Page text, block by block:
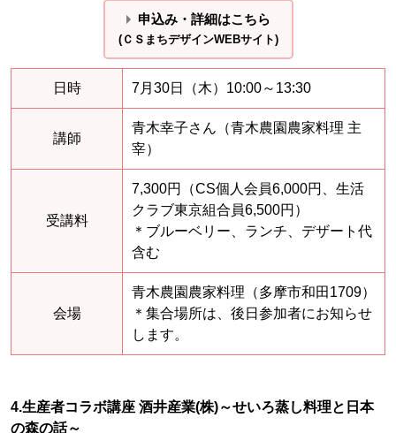
申込み・詳細はこちら
(ＣＳまちデザインWEBサイト)
日時 7月30日（木）10:00～13:30
講師
青木幸子さん（青木農園農家料理 主
宰）
受講料
7,300円（CS個人会員6,000円、生活
クラブ東京組合員6,500円）
＊ブルーベリー、ランチ、デザート代
含む
会場
青木農園農家料理（多摩市和田1709）
＊集合場所は、後日参加者にお知らせ
します。
4.生産者コラボ講座 酒井産業(株)～せいろ蒸し料理と日本
の森の話～